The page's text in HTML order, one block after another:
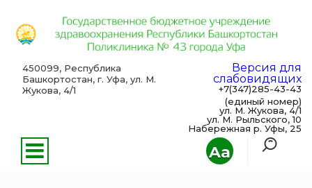
Aa
450099, Республика
Башкортостан, г. Уфа, ул. М.
Жукова, 4/1
Версия для
слабовидящих
+7(347)285-43-43
(единый номер)
ул. М. Жукова, 4/1
ул. М. Рыльского, 10
Набережная р. Уфы, 25